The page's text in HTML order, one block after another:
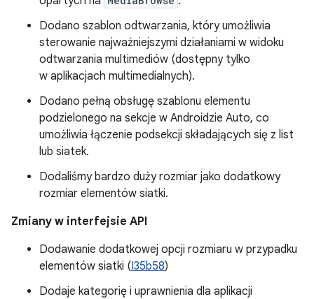
Dodano szablon odtwarzania, który umożliwia
sterowanie najważniejszymi działaniami w widoku
odtwarzania multimediów (dostępny tylko
w aplikacjach multimedialnych).
Dodano pełną obsługę szablonu elementu
podzielonego na sekcje w Androidzie Auto, co
umożliwia łączenie podsekcji składających się z list
lub siatek.
Dodaliśmy bardzo duży rozmiar jako dodatkowy
rozmiar elementów siatki.
Zmiany w interfejsie API
Dodawanie dodatkowej opcji rozmiaru w przypadku
elementów siatki (I35b58)
Dodaje kategorię i uprawnienia dla aplikacji